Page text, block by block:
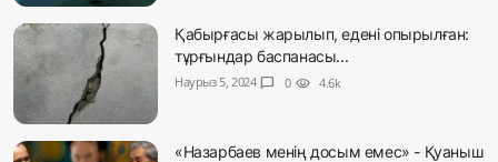
Қабырғасы жарылып, едені опырылған:
тұрғындар баспанасы...
Наурыз 5, 2024 chat_bubble 0 visibility 4.6k
«Назарбаев менің досым емес» - Қуаныш